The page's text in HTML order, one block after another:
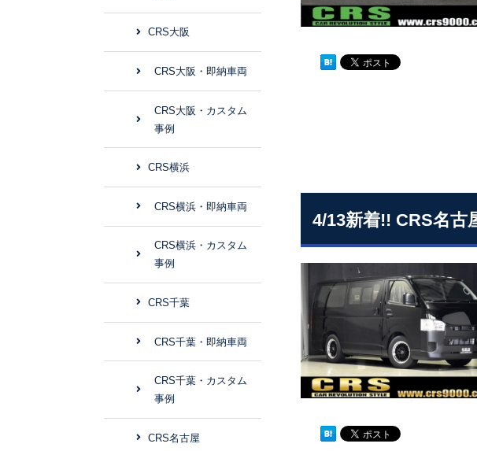
4/13新着!! CRS名古
CRS大阪
CRS大阪・即納車両
CRS大阪・カスタム
事例
CRS横浜
CRS横浜・即納車両
CRS横浜・カスタム
事例
CRS千葉
CRS千葉・即納車両
CRS千葉・カスタム
事例
CRS名古屋